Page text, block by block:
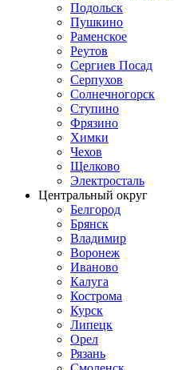
Подольск
Пушкино
Раменское
Реутов
Сергиев Посад
Серпухов
Солнечногорск
Ступино
Фрязино
Химки
Чехов
Щелково
Электросталь
Центральный округ
Белгород
Брянск
Владимир
Воронеж
Иваново
Калуга
Кострома
Курск
Липецк
Орел
Рязань